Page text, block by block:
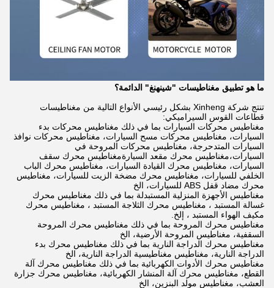
ما هو تطبيق مغناطيسات "شينهنغ" الدائمة؟
تنتج شركة Xinheng بشكل رئيسي الأنواع التالية من مغناطيسات
قطاعات القوس السيراميكي:
مغناطيس محركات السيارات بما في ذلك مغناطيس محركات بدء
السيارات، مغناطيس محركات مسح السيارات، مغناطيس محركات نوافذ
السيارات المتدحرجة، مغناطيس محركات المروحة في
السيارات،مغناطيس محرك مقعد السيارةمغناطيس محرك سقف
السيارات، مغناطيس محرك القيادة السيارات، مغناطيس محرك الباب
الخلفي للسيارات، مغناطيس محرك مضخة الزيت للسيارات، مغناطيس
محرك مضاد قفل ABS للسيارات، الخ
مغناطيس الأجهزة المنزلية المستبدلة بما في ذلك مغناطيس محرك
غسالة المستبد ، مغناطيس محرك الثلاجة المستبد ، مغناطيس محرك
مكيف الهواء المستبد ، إلخ.
مغناطيس محرك المروحة بما في ذلك مغناطيس محرك المروحة
السقفية، مغناطيس المروحة الأرضية، الخ
مغناطيس محرك الدراجة النارية بما في ذلك مغناطيس محرك بدء
الدراجة النارية، مغناطيس مغناطيسية الدراجة النارية، الخ
مغناطيس محرك الأدوات الكهربائية بما في ذلك مغناطيس محرك آلة
القطع، مغناطيس محرك آلة المنشار الكهربائية، مغناطيس محرك جزارة
العشب، مغناطيس مولد البنزين، الخ